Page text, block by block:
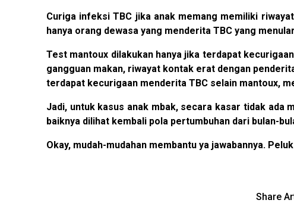
Curiga infeksi TBC jika anak memang memiliki
hanya orang dewasa yang menderita TBC yang
Test mantoux dilakukan hanya jika terdapat
gangguan makan, riwayat kontak erat dengan
terdapat kecurigaan menderita TBC selain mantoux,
Jadi, untuk kasus anak mbak, secara kasar tidak ada
baiknya dilihat kembali pola pertumbuhan dari bulan-
Okay, mudah-mudahan membantu ya jawabannya.
Share